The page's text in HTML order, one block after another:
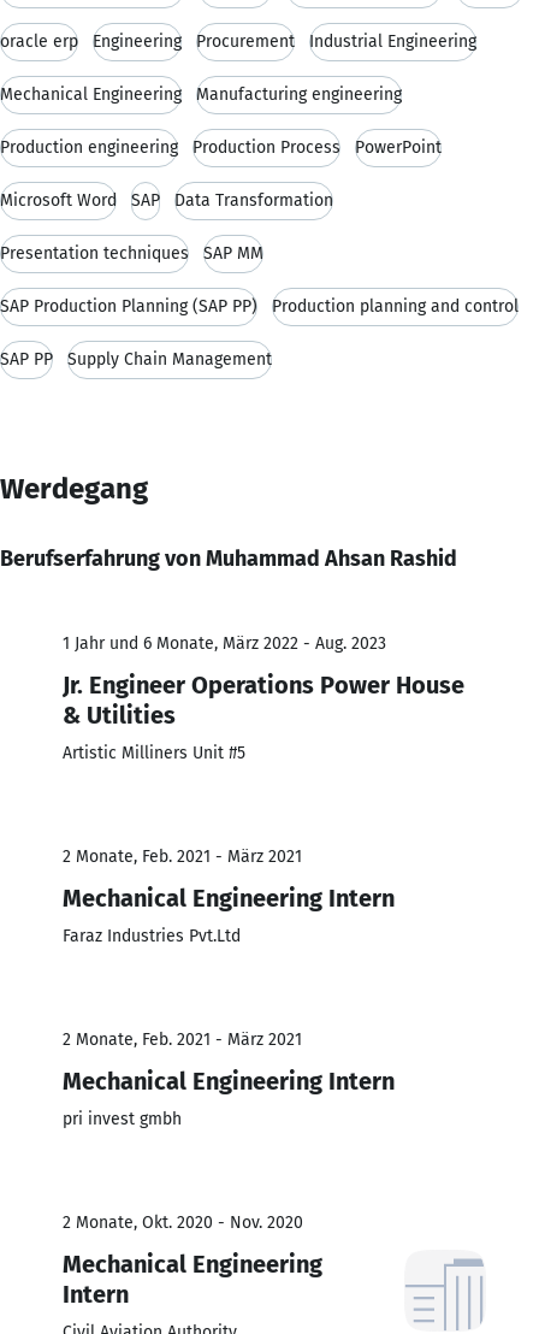
oracle erp Engineering Procurement Industrial Engineering
Mechanical Engineering Manufacturing engineering
Production engineering Production Process PowerPoint
Microsoft Word SAP Data Transformation
Presentation techniques SAP MM
SAP Production Planning (SAP PP) Production planning and control
SAP PP Supply Chain Management
Werdegang
Berufserfahrung von Muhammad Ahsan Rashid
1 Jahr und 6 Monate, März 2022 - Aug. 2023
Jr. Engineer Operations Power House
& Utilities
Artistic Milliners Unit #5
2 Monate, Feb. 2021 - März 2021
Mechanical Engineering Intern
Faraz Industries Pvt.Ltd
2 Monate, Feb. 2021 - März 2021
Mechanical Engineering Intern
pri invest gmbh
2 Monate, Okt. 2020 - Nov. 2020
Mechanical Engineering
Intern